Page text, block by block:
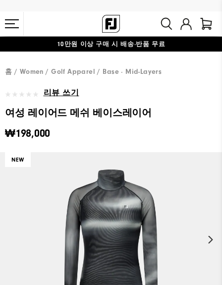
10만원 이상 구매 시 배송·반품 무료
홈 Women Golf Apparel Base · Mid-Layers
리뷰 쓰기
여성 레이어드 메쉬 베이스레이어
₩198,000
NEW